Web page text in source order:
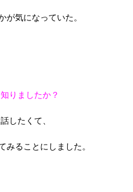
が気になっていた。
知りましたか？
したくて、
みることにしました。